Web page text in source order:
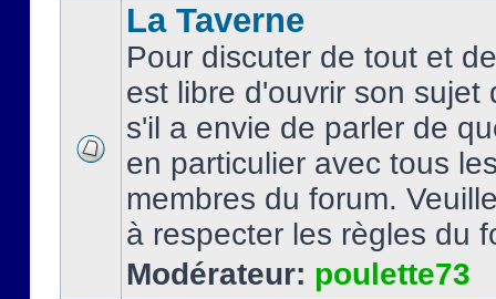
La Taverne
Pour discuter de tout et
est libre d'ouvrir son sujet
s'il a envie de parler de
en particulier avec tous
membres du forum.
à respecter les règles du
Modérateur: poulette73